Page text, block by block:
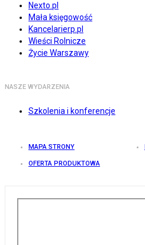
Nexto.pl
Mała księgowość
Kancelarierp.pl
Wieści Rolnicze
Życie Warszawy
NASZE WYDARZENIA
Szkolenia i konferencje
MAPA STRONY
OFERTA PRODUKTOWA